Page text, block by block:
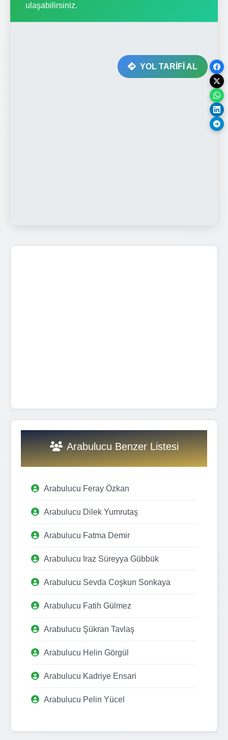
ulaşabilirsiniz.
YOL TARİFİ AL
Arabulucu Benzer Listesi
Arabulucu Feray Özkan
Arabulucu Dilek Yumrutaş
Arabulucu Fatma Demir
Arabulucu Iraz Süreyya Gübbük
Arabulucu Sevda Coşkun Sonkaya
Arabulucu Fatih Gülmez
Arabulucu Şükran Tavlaş
Arabulucu Helin Görgül
Arabulucu Kadriye Ensari
Arabulucu Pelin Yücel